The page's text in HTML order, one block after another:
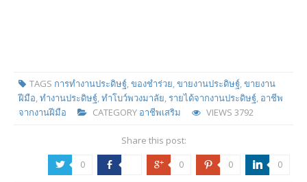
TAGS การทำงานประดิษฐ์,ของชำร่วย,ขายงานประดิษฐ์,ขายงาน
ฝีมือ,ทำงานประดิษฐ์,ทำโบว์พวงมาลัย,รายได้จากงานประดิษฐ์, อาชีพ
จากงานฝีมือ
CATEGORY อาชีพเสริม VIEWS 3792
Share this post:
a 0 b c 0 d 0 j 0